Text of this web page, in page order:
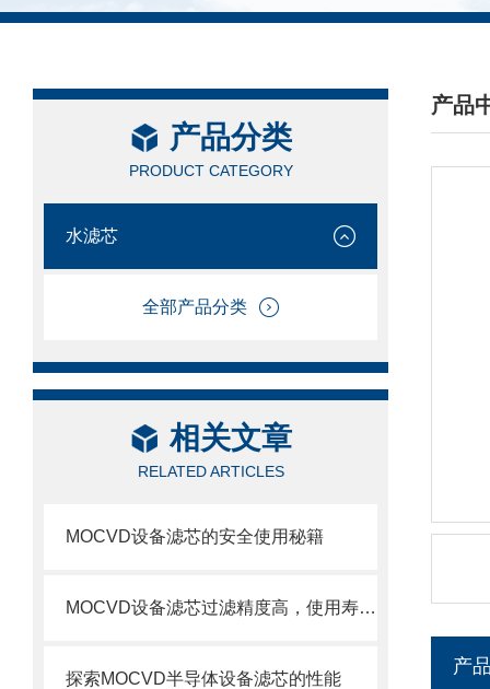
产品分类
PRODUCT CATEGORY
水滤芯
全部产品分类
相关文章
RELATED ARTICLES
MOCVD设备滤芯的安全使用秘籍
MOCVD设备滤芯过滤精度高，使用寿命长
探索MOCVD半导体设备滤芯的性能
产品
/
产